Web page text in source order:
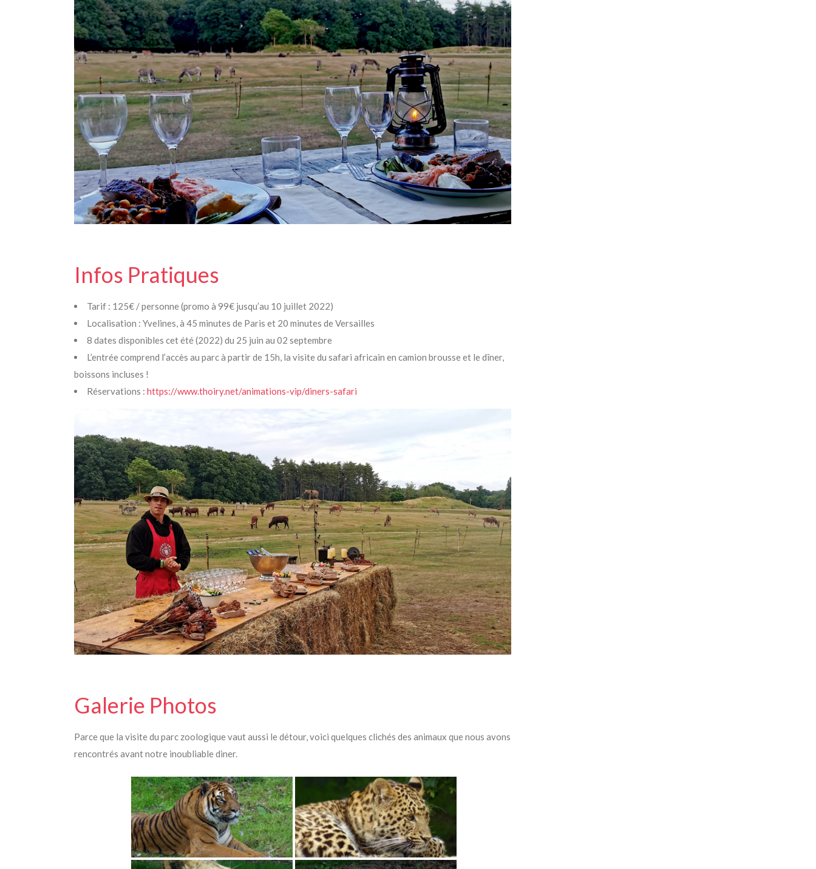
Infos Pratiques
Tarif : 125€ / personne (promo à 99€ jusqu’au 10 juillet 2022)
Localisation : Yvelines, à 45 minutes de Paris et 20 minutes de Versailles
8 dates disponibles cet été (2022) du 25 juin au 02 septembre
L’entrée comprend l’accès au parc à partir de 15h, la visite du safari africain en camion brousse et le dîner,
boissons incluses !
Réservations : https://www.thoiry.net/animations-vip/diners-safari
Galerie Photos
Parce que la visite du parc zoologique vaut aussi le détour, voici quelques clichés des animaux que nous avons
rencontrés avant notre inoubliable diner.